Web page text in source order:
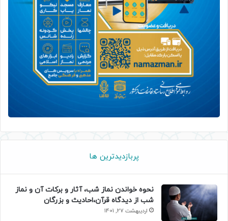
پربازدیدترین ها
نحوه خواندن نماز شب، آثار و برکات آن و نماز
شب از دیدگاه قرآن،احادیث و بزرگان
اردیبهشت 27, 1401